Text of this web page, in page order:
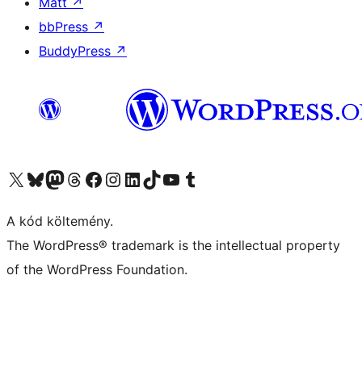
bbPress ↗
BuddyPress ↗
Visit our X (formerly Twitter) account
Visit our Bluesky account
Twitter csatornánk
Visit our Threads account
Facebook oldalunk megtekintése
Visit our Instagram account
Visit our LinkedIn account
Visit our TikTok account
Visit our YouTube channel
Visit our Tumblr account
A kód költemény.
The WordPress® trademark is the intellectual property
of the WordPress Foundation.